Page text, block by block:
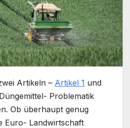
Artikeln – Artikel 1 und
Problematik
Ob überhaupt genug
Euro- Landwirtschaft